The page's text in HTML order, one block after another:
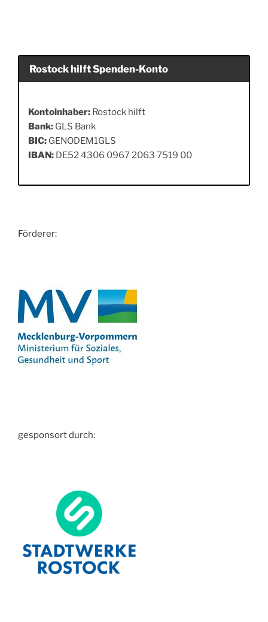
Rostock hilft Spenden-Konto
Kontoinhaber: Rostock hilft
Bank: GLS Bank
BIC: GENODEM1GLS
IBAN: DE52 4306 0967 2063 7519 00
Förderer:
gesponsort durch: